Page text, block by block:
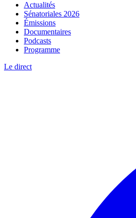
Actualités
Sénatoriales 2026
Émissions
Documentaires
Podcasts
Programme
Le direct